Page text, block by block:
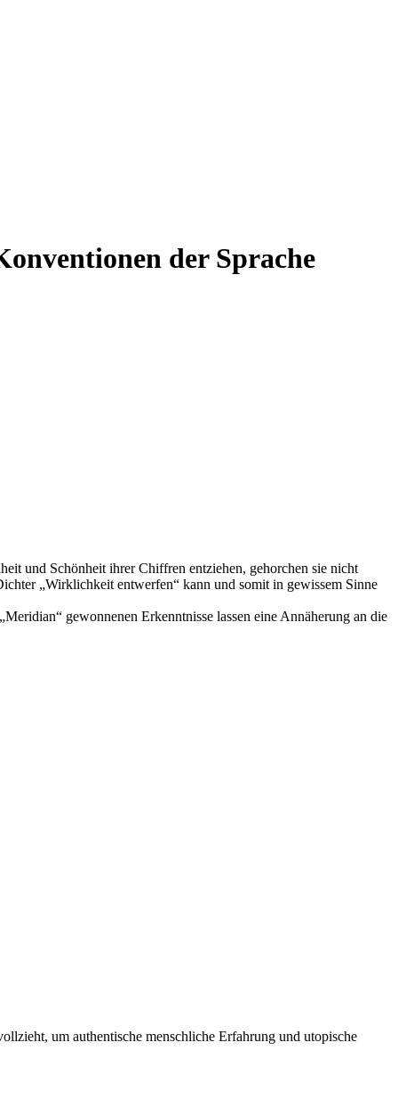
der Sprache
und Schönheit ihrer Chiffren entziehen, gehorchen sie nicht
„Wirklichkeit entwerfen“ kann und somit in gewissem Sinne
gewonnenen Erkenntnisse lassen eine Annäherung an die
um authentische menschliche Erfahrung und utopische